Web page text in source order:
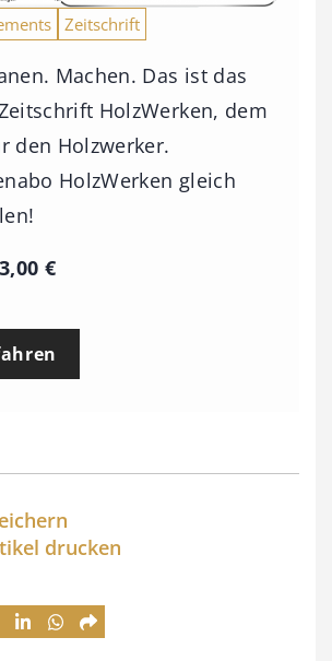
Zeitschrift
Machen. Das ist das
HolzWerken, dem
den Holzwerker.
HolzWerken gleich
€P
e
p
a
n
e
drucken